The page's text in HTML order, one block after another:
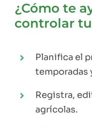
¿Cómo te
controlar
Planifica el
temporadas
Registra,
agrícolas.